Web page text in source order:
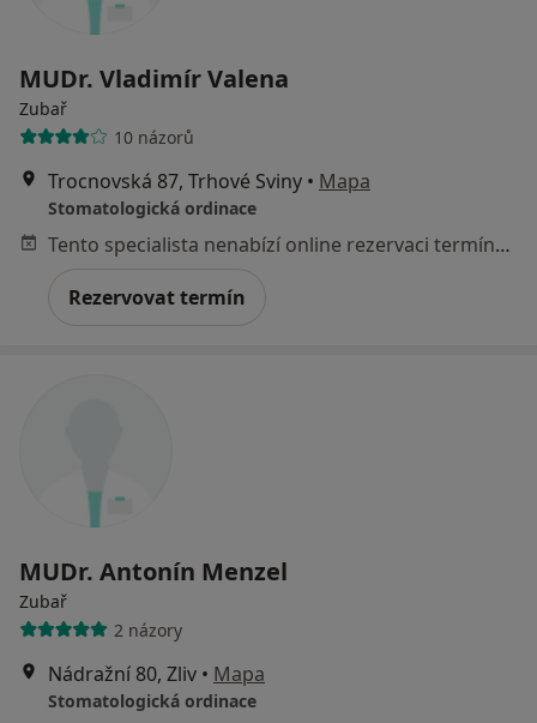
MUDr. Vladimír Valena
Zubař
10 názorů
Trocnovská 87, Trhové Sviny • Mapa
Stomatologická ordinace
Tento specialista nenabízí online rezervaci termínu na této adrese.
Rezervovat termín
MUDr. Antonín Menzel
Zubař
2 názory
Nádražní 80, Zliv • Mapa
Stomatologická ordinace